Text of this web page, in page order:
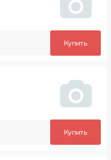
Купить
Купить